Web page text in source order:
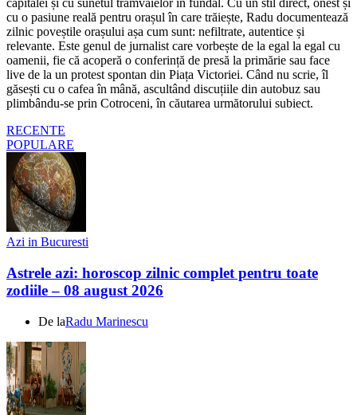
capitalei și cu sunetul tramvaielor în fundal. Cu un stil direct, onest și
cu o pasiune reală pentru orașul în care trăiește, Radu documentează
zilnic poveștile orașului așa cum sunt: nefiltrate, autentice și
relevante. Este genul de jurnalist care vorbește de la egal la egal cu
oamenii, fie că acoperă o conferință de presă la primărie sau face
live de la un protest spontan din Piața Victoriei. Când nu scrie, îl
găsești cu o cafea în mână, ascultând discuțiile din autobuz sau
plimbându-se prin Cotroceni, în căutarea următorului subiect.
RECENTE
POPULARE
Azi in Bucuresti
Astrele azi: horoscop zilnic complet pentru toate
zodiile – 08 august 2026
De laRadu Marinescu